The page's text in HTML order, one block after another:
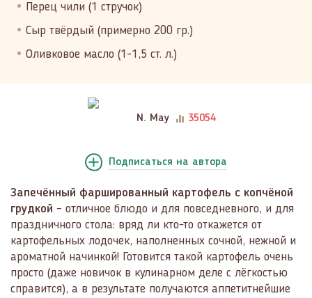
Перец чили (1 стручок)
Сыр твёрдый (примерно 200 гр.)
Оливковое масло (1-1,5 ст. л.)
N. May 35054
Подписаться на автора
Запечённый фаршированный картофель с копчёной
грудкой – отличное блюдо и для повседневного, и для
праздничного стола: вряд ли кто-то откажется от
картофельных лодочек, наполненных сочной, нежной и
ароматной начинкой! Готовится такой картофель очень
просто (даже новичок в кулинарном деле с лёгкостью
справится), а в результате получаются аппетитнейшие